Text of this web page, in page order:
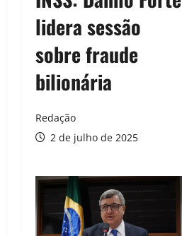
lidera sessão
sobre fraude
bilionária
Redação
2 de julho de 2025